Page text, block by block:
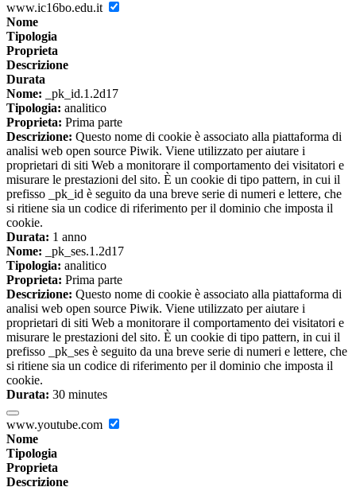
www.ic16bo.edu.it
Nome
Tipologia
Proprieta
Descrizione
Durata
Nome: _pk_id.1.2d17
Tipologia: analitico
Proprieta: Prima parte
Descrizione: Questo nome di cookie è associato alla piattaforma di
analisi web open source Piwik. Viene utilizzato per aiutare i
proprietari di siti Web a monitorare il comportamento dei visitatori e
misurare le prestazioni del sito. È un cookie di tipo pattern, in cui il
prefisso _pk_id è seguito da una breve serie di numeri e lettere, che
si ritiene sia un codice di riferimento per il dominio che imposta il
cookie.
Durata: 1 anno
Nome: _pk_ses.1.2d17
Tipologia: analitico
Proprieta: Prima parte
Descrizione: Questo nome di cookie è associato alla piattaforma di
analisi web open source Piwik. Viene utilizzato per aiutare i
proprietari di siti Web a monitorare il comportamento dei visitatori e
misurare le prestazioni del sito. È un cookie di tipo pattern, in cui il
prefisso _pk_ses è seguito da una breve serie di numeri e lettere, che
si ritiene sia un codice di riferimento per il dominio che imposta il
cookie.
Durata: 30 minutes
www.youtube.com
Nome
Tipologia
Proprieta
Descrizione